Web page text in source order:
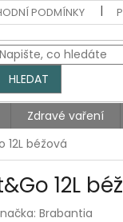
PODMÍNKY
HLEDAT
Zdravé vaření
12L béžová
12L
Brabantia